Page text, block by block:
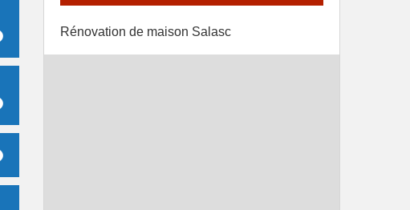
Rénovation de maison Salasc